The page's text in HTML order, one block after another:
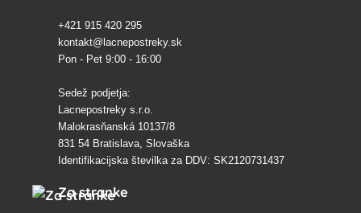
+421 915 420 295
kontakt@lacnepostreky.sk
Pon - Pet 9:00 - 16:00
Sedež podjetja:
Lacnepostreky s.r.o.
Malokrasňanská 10137/8
831 54 Bratislava, Slovaška
Identifikacijska številka za DDV: SK2120731437
Za stranke